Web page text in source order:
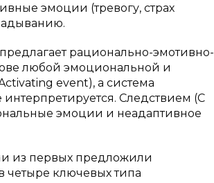
эмоции (тревогу, страх
рационально-эмотивно-
любой эмоциональной и
event), а система
Следствием (C
эмоции и неадаптивное
из первых предложили
четыре ключевых типа